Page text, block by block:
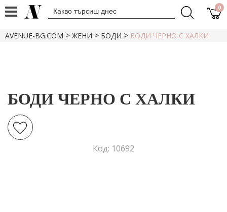
0
AVENUE-BG.COM >ЖЕНИ > БОДИ > БОДИ ЧЕРНО С ХАЛКИ
БОДИ ЧЕРНО С ХАЛКИ
Код: 10692